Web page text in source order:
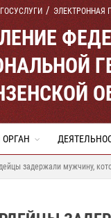
ГОСУСЛУГИ ЭЛЕКТРОННАЯ
задержали мужчину,